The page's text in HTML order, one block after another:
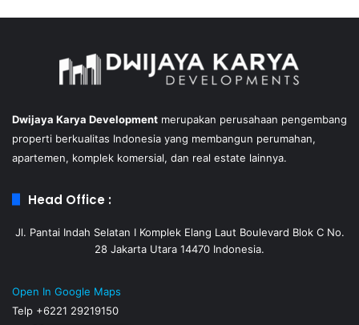
Dwijaya Karya Development merupakan perusahaan pengembang
properti berkualitas Indonesia yang membangun perumahan,
apartemen, komplek komersial, dan real estate lainnya.
Head Office :
Jl. Pantai Indah Selatan I Komplek Elang Laut Boulevard Blok C No.
28 Jakarta Utara 14470 Indonesia.
Open In Google Maps
Telp +6221 29219150